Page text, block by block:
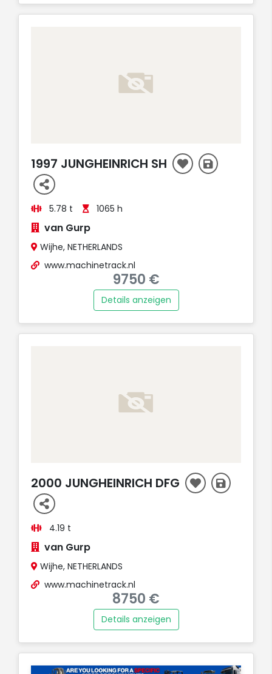
1997 JUNGHEINRICH SH
5.78 t 1065 h
van Gurp
Wijhe, NETHERLANDS
www.machinetrack.nl
9750 €
Details anzeigen
2000 JUNGHEINRICH DFG
4.19 t
van Gurp
Wijhe, NETHERLANDS
www.machinetrack.nl
8750 €
Details anzeigen